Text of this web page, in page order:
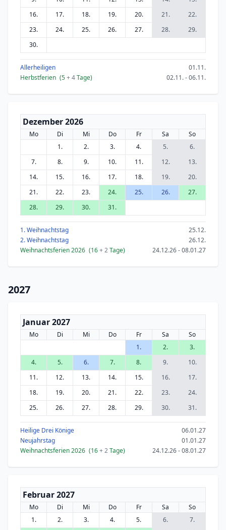
16.
17. 18. 19. 20. 21.
22.
23.
24. 25. 26. 27. 28.
29.
30.
Allerheiligen
01.11.
Herbstferien (5+ 4Tage) 02.11. - 06.11.
Dezember 2026
Mo Di Mi Do Fr Sa
So
1.
2. 3. 4. 5.
6.
7.
8. 9. 10. 11. 12.
13.
14.
15. 16. 17. 18. 19.
20.
21.
22. 23. 24. 25. 26.
27.
28.
29. 30. 31.
1. Weihnachtstag
25.12.
2. Weihnachtstag
26.12.
Weihnachtsferien 2026 (16+ 2Tage) 24.12.26 - 08.01.27
2027
Januar 2027
Mo Di Mi Do Fr Sa
So
1.
2.
3.
4.
5. 6. 7. 8. 9.
10.
11.
12. 13. 14. 15. 16.
17.
18.
19. 20. 21. 22. 23.
24.
25.
26. 27. 28. 29. 30. 31.
Heilige Drei Könige
06.01.27
Neujahrstag
01.01.27
Weihnachtsferien 2026 (16+ 2Tage) 24.12.26 - 08.01.27
Februar 2027
Mo Di Mi Do Fr Sa
So
1.
2. 3. 4. 5. 6.
7.